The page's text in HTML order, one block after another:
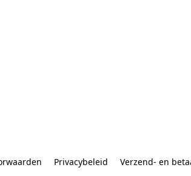
Privacybeleid Verzend- en